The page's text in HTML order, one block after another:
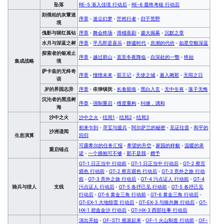
坠落
RE-5 渐入佳境 行动后 · RE-6 最终考核 行动后
集成战略
刻俄柏的灰蕈迷
境
序章 · 迷尘幻梦 · 茫然行者 · 归于荒野
傀影与猩红孤钻 序章 · 舞会终场 · 滑稽喜剧 · 盛大揭幕 · 沉默之章
水月与深蓝之树 序章 · 平凡即是喜乐 · 静谧时代 · 息潮的代价 · 如星空般深蓝
探索者的银凇止
境
序章 · 越过群山 · 直至冬夜降临 · 自深处的一瞥 · 终始
萨卡兹的无终奇
语
序章 · 憧憬未来 · 双王记 · 天使之城 · 遁入阇那 · 无瑕之日
岁的界园志异 序章 · 依律镇抚 · 长卷留痕 · 黑白入玄 · 无中生有 · 落子无悔
沉沦者的黑流树
海
序章 · 强制重启 · 维度重构 · 纠缠，调和
生息演算
沙中之火 沙中之火 · 结局1 · 结局2 · 结局3
沙洲遗闻
初来乍到 · 寻宝与援兵 · 阿尔萨兰的秘密 · 见证往昔 · 和平的
回归
重启锚点
可露希尔的任务汇报 · 希望的升空 · 家园的样貌 · 温暖的承
诺 · 一个拥抱可不够 · 那不是我 · 赠予
骑兵与猎人 支线
GT-1 日正当中 行动前 · GT-1 日正当中 行动后 · GT-2 察言
观色 行动前 · GT-2 察言观色 行动后 · GT-3 意外之旅 行动
前 · GT-3 意外之旅 行动后 · GT-4 污点证人 行动前 · GT-4
污点证人 行动后 · GT-5 各抒己见 行动前 · GT-5 各抒己见
行动后 · GT-6 黄金三角 行动前 · GT-6 黄金三角 行动后 ·
GT-EX-1 大地惊雷 行动后 · GT-EX-3 与狼共舞 行动后 · GT-
HX-1 碧血金沙 行动后 · GT-HX-3 西部往事 行动后
演出开始 · OF-ST1 摇滚起来 · OF-1 火山制造 行动前 · OF-